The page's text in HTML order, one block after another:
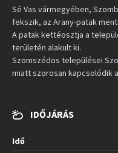
Sé Vas vármegyében,
fekszik, az Arany-patak
A patak kettéosztja a
területén alakult ki.
Szomszédos települései
miatt szorosan kapcsolódik
IDŐJÁRÁS
Idő